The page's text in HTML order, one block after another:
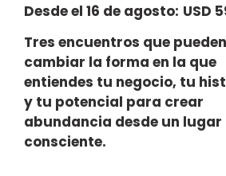
Desde el 16 de agosto: USD
Tres encuentros que pueden
cambiar la forma en la que
entiendes tu negocio, tu
y tu potencial para crear
abundancia desde un lugar
consciente.